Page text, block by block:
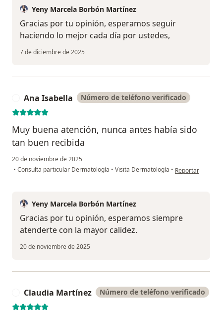
Yeny Marcela Borbón Martínez
Gracias por tu opinión, esperamos seguir
haciendo lo mejor cada día por ustedes,
7 de diciembre de 2025
Ana Isabella Número de teléfono verificado
Muy buena atención, nunca antes había sido
tan buen recibida
20 de noviembre de 2025
• Consulta particular Dermatología • Visita Dermatología • en opinión del
Reportar
Yeny Marcela Borbón Martínez
Gracias por tu opinión, esperamos siempre
atenderte con la mayor calidez.
20 de noviembre de 2025
Claudia Martínez Número de teléfono verificado